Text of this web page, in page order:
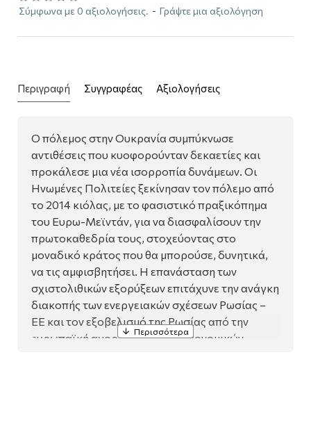
Σύμφωνα με 0 αξιολογήσεις. - Γράψτε μια αξιολόγηση
Περιγραφή Συγγραφέας Αξιολογήσεις
Ο πόλεµος στην Ουκρανία συµπύκνωσε
αντιθέσεις που κυοφορούνταν δεκαετίες και
προκάλεσε µια νέα ισορροπία δυνά­µεων. Οι
Ηνωµένες Πολιτείες ξεκίνησαν τον πόλεµο από
το 2014 κιόλας, µε το φασιστικό πραξικόπηµα
του Ευρω-Μεϊντάν, για να διασφαλίσουν την
πρωτοκαθεδρία τους, στοχεύοντας στο
µοναδικό κράτος που θα µπορούσε, δυνητικά,
να τις αµφι­σβητήσει. Η επανάσταση των
σχιστολιθικών εξορύξεων επιτάχυνε την ανάγκη
διακοπής των ενεργειακών σχέσεων Ρωσίας –
ΕΕ και τον εξοβελισµό της Ρωσίας από την
ευρωπαϊκή αγορά µέσω των οικονοµικών